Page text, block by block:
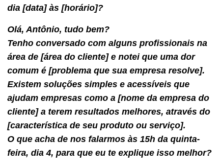
dia [data] às [horário]?
Olá, Antônio, tudo bem?
Tenho conversado com alguns profissionais na
área de [área do cliente] e notei que uma dor
comum é [problema que sua empresa resolve].
Existem soluções simples e acessíveis que
ajudam empresas como a [nome da empresa do
cliente] a terem resultados melhores, através do
[característica de seu produto ou serviço].
O que acha de nos falarmos às 15h da quinta-
feira, dia 4, para que eu te explique isso melhor?